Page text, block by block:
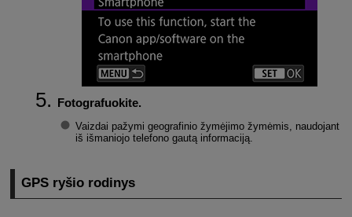
Fotografuokite.
Vaizdai pažymi geografinio žymėjimo žymėmis, naudojant
iš išmaniojo telefono gautą informaciją.
GPS ryšio rodinys